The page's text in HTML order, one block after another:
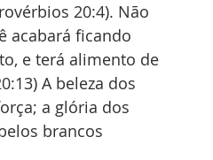
20:4). Não
acabará ficando
e terá alimento de
A beleza dos
a glória dos
brancos